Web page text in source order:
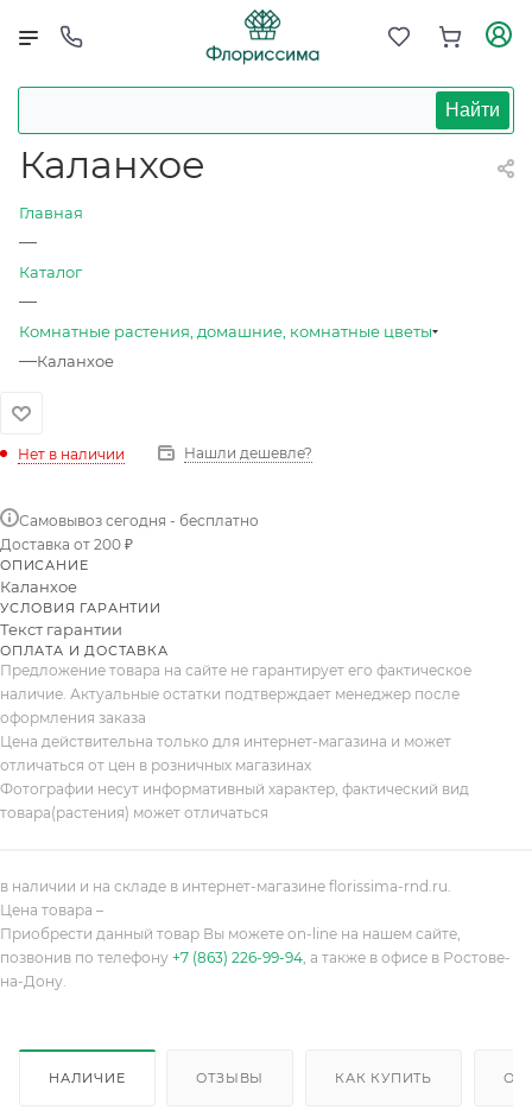
Найти
Каланхое
Главная
—
Каталог
—
Комнатные растения, домашние, комнатные цветы
—Каланхое
Нет в наличии Нашли дешевле?
Самовывоз сегодня - бесплатно
Доставка от 200 ₽
ОПИСАНИЕ
Каланхое
УСЛОВИЯ ГАРАНТИИ
Текст гарантии
ОПЛАТА И ДОСТАВКА
Предложение товара на сайте не гарантирует его фактическое
наличие. Актуальные остатки подтверждает менеджер после
оформления заказа
Цена действительна только для интернет-магазина и может
отличаться от цен в розничных магазинах
Фотографии несут информативный характер, фактический вид
товара(растения) может отличаться
в наличии и на складе в интернет-магазине florissima-rnd.ru.
Цена товара –
Приобрести данный товар Вы можете on-line на нашем сайте,
позвонив по телефону +7 (863) 226-99-94, а также в офисе в Ростове-
на-Дону.
НАЛИЧИЕ ОТЗЫВЫ КАК КУПИТЬ